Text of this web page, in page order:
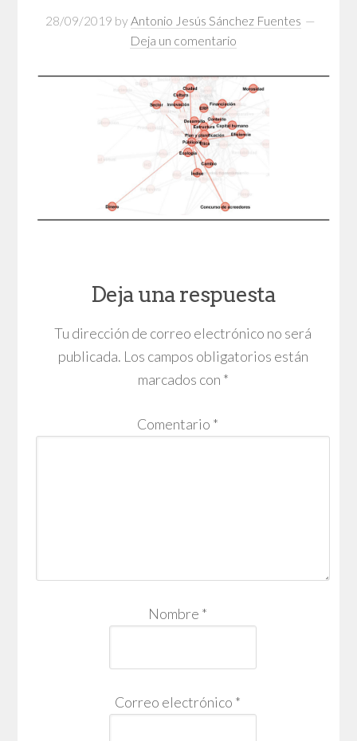
28/09/2019 by Antonio Jesús Sánchez Fuentes
Deja un comentario
Deja una respuesta
Tu dirección de correo electrónico no será
publicada. Los campos obligatorios están
marcados con *
Comentario *
Nombre *
Correo electrónico *